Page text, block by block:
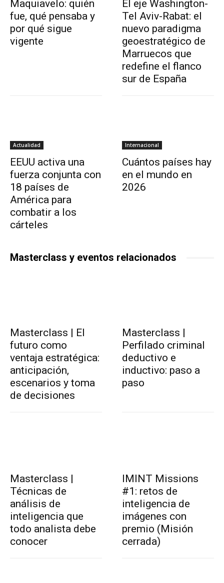
Maquiavelo: quién
fue, qué pensaba y
por qué sigue
vigente
El eje Washington-
Tel Aviv-Rabat: el
nuevo paradigma
geoestratégico de
Marruecos que
redefine el flanco
sur de España
Actualidad
EEUU activa una
fuerza conjunta con
18 países de
América para
combatir a los
cárteles
Internacional
Cuántos países hay
en el mundo en
2026
Masterclass y eventos relacionados
Masterclass | El
futuro como
ventaja estratégica:
anticipación,
escenarios y toma
de decisiones
Masterclass |
Perfilado criminal
deductivo e
inductivo: paso a
paso
Masterclass |
Técnicas de
análisis de
inteligencia que
todo analista debe
conocer
IMINT Missions
#1: retos de
inteligencia de
imágenes con
premio (Misión
cerrada)